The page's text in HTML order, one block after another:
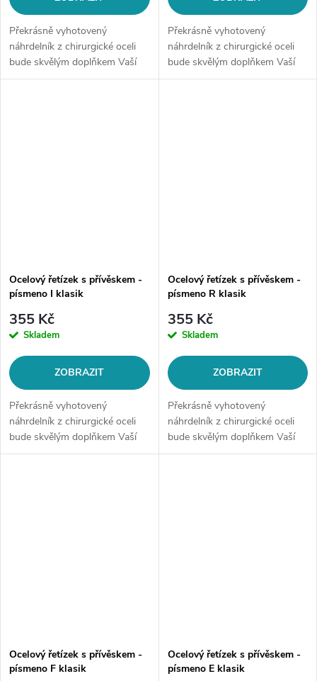
Překrásně vyhotovený
náhrdelník z chirurgické oceli
bude skvělým doplňkem Vaší
kolekce šperků. Materiál:
Překrásně vyhotovený
náhrdelník z chirurgické oceli
bude skvělým doplňkem Vaší
kolekce šperků. Materiál:
Ocelový řetízek s přívěskem -
písmeno I klasik
355 Kč
Skladem
ZOBRAZIT
Překrásně vyhotovený
náhrdelník z chirurgické oceli
bude skvělým doplňkem Vaší
kolekce šperků. Materiál:
Ocelový řetízek s přívěskem -
písmeno R klasik
355 Kč
Skladem
ZOBRAZIT
Překrásně vyhotovený
náhrdelník z chirurgické oceli
bude skvělým doplňkem Vaší
kolekce šperků. Materiál:
Ocelový řetízek s přívěskem -
písmeno F klasik
Ocelový řetízek s přívěskem -
písmeno E klasik